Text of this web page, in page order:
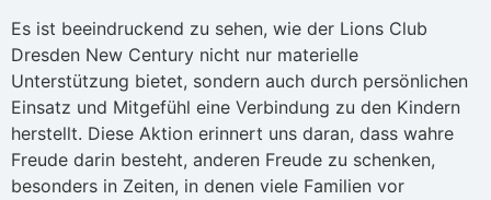
Es ist beeindruckend zu sehen, wie der Lions Club
Dresden New Century nicht nur materielle
Unterstützung bietet, sondern auch durch persönlichen
Einsatz und Mitgefühl eine Verbindung zu den Kindern
herstellt. Diese Aktion erinnert uns daran, dass wahre
Freude darin besteht, anderen Freude zu schenken,
besonders in Zeiten, in denen viele Familien vor